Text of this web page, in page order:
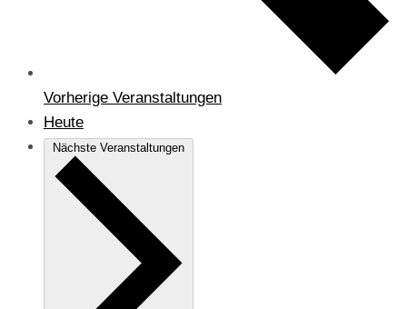
Vorherige Veranstaltungen
Heute
Nächste Veranstaltungen